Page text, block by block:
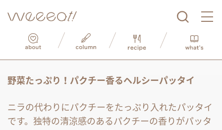
野菜たっぷり！パクチー香るヘルシーパッタイ
ニラの代わりにパクチーをたっぷり入れたパッタイ
です。独特の清涼感のあるパクチーの香りがパッタ